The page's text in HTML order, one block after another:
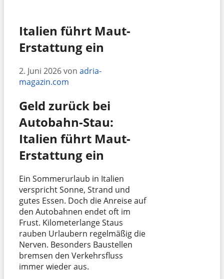
Italien führt Maut-
Erstattung ein
2. Juni 2026von adria-
magazin.com
Geld zurück bei
Autobahn-Stau:
Italien führt Maut-
Erstattung ein
Ein Sommerurlaub in Italien
verspricht Sonne, Strand und
gutes Essen. Doch die Anreise auf
den Autobahnen endet oft im
Frust. Kilometerlange Staus
rauben Urlaubern regelmäßig die
Nerven. Besonders Baustellen
bremsen den Verkehrsfluss
immer wieder aus.